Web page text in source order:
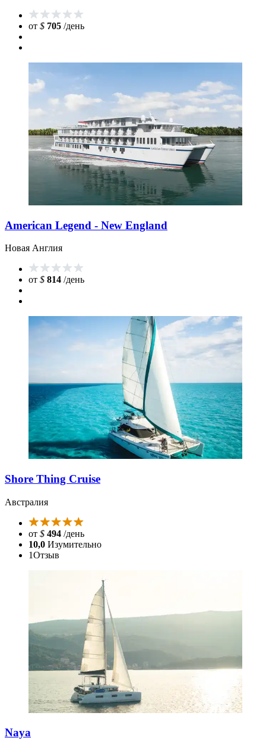
от $ 705 /день
American Legend - New England
Новая Англия
от $ 814 /день
Shore Thing Cruise
Австралия
от $ 494 /день
10,0 Изумительно
1Отзыв
Naya